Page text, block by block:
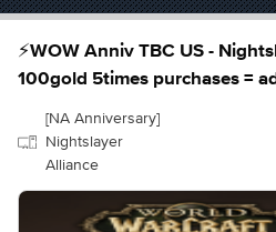
⚡️WOW Anniv TBC US -
100gold 5times purchases =
[NA Anniversary]
Nightslayer
Alliance